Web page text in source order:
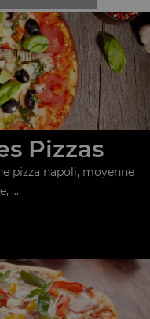
Pizzas
pizza napoli, moyenne
...